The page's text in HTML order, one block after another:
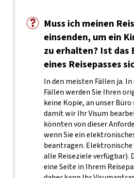
Muss ich meinen
einsenden, um ein
zu erhalten? Ist das
eines Reisepasses
In den meisten Fällen ja.
Fällen werden Sie Ihren
keine Kopie, an unser Büro
damit wir Ihr Visum
könnten von dieser
wenn Sie ein
beantragen. Elektronische
alle Reiseziele verfügbar).
eine Seite in Ihrem